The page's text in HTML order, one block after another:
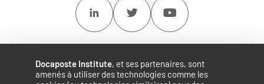
Docaposte Institute, et ses partenaires, sont
amenés à utiliser des technologies comme les
Linkedin Twitter Youtube